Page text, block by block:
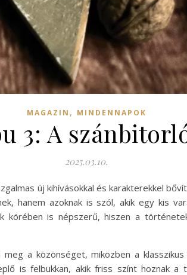
MAGAZIN , MINDENNAPOK
3: A
2025.03.10.
új kihívásokkal és karakterekkel
hanem azoknak is szól, akik egy kis
körében is népszerű, hiszen a
a közönséget, miközben a
is felbukkan, akik friss színt hoznak